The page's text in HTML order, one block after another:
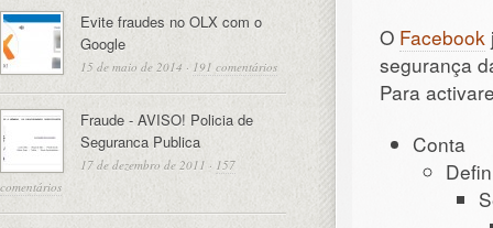
O Facebook
segurança
Para
Conta
Evite fraudes no OLX com o
Google
15 de maio de 2014 · 191 comentários
Fraude - AVISO! Policia de
Seguranca Publica
17 de dezembro de 2011 · 157
comentários